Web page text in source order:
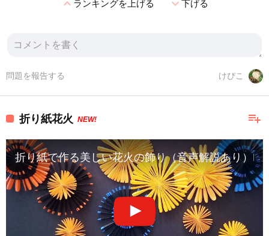
expand_lessランキングを上げる expand_more下げる
けぴこ
問題を報告する
playlist_add
折り紙花火 NEW!
折り紙で作る美しい花火の飾り（音声解説あり）